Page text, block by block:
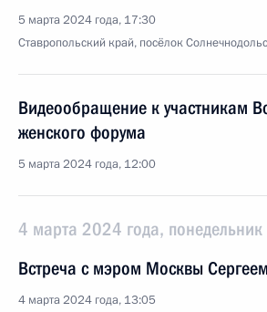
5 марта 2024 года, 17:30
Ставропольский край, посёлок
Видеообращение к участникам
женского форума
5 марта 2024 года, 12:00
4 марта 2024 года, понедельник
Встреча с мэром Москвы
4 марта 2024 года, 13:05